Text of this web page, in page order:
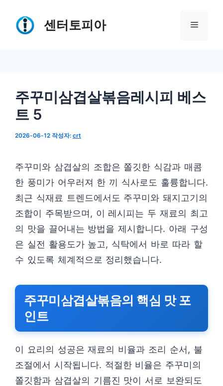
센터토피아 메
주꾸미삼겹살볶음레시피 베스
트 5
2026-06-12 작성자: crt
주꾸미와 삼겹살의 조합은 쫄깃한 식감과 매콤
한 풍미가 어우러져 한 끼 식사로도 훌륭합니다.
최근 식재료 트렌드에서도 주꾸미와 돼지고기의
조합이 주목받으며, 이 레시피는 두 재료의 최고
의 맛을 끌어내는 방법을 제시합니다. 아래 구성
은 실전 활용도가 높고, 식탁에서 바로 따라 할
수 있도록 체계적으로 정리했습니다.
주꾸미삼겹살볶음의 핵심 맛 포
인트
이 요리의 성공은 재료의 비율과 조리 순서, 불
조절에서 시작됩니다. 적절한 비율은 주꾸미의
쫄깃함과 삼겹살의 기름진 맛이 서로 보완되도